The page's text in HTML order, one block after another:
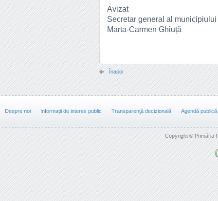
Avizat
Secretar general al
Marta-Carmen Ghiuță
Înapoi
Despre noi Informații de interes public Transparenţă decizională Agendă publică
Copyright © Primăria